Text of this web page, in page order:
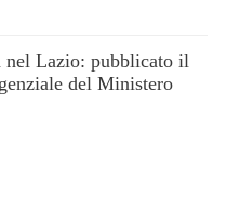
nel Lazio: pubblicato il
del Ministero